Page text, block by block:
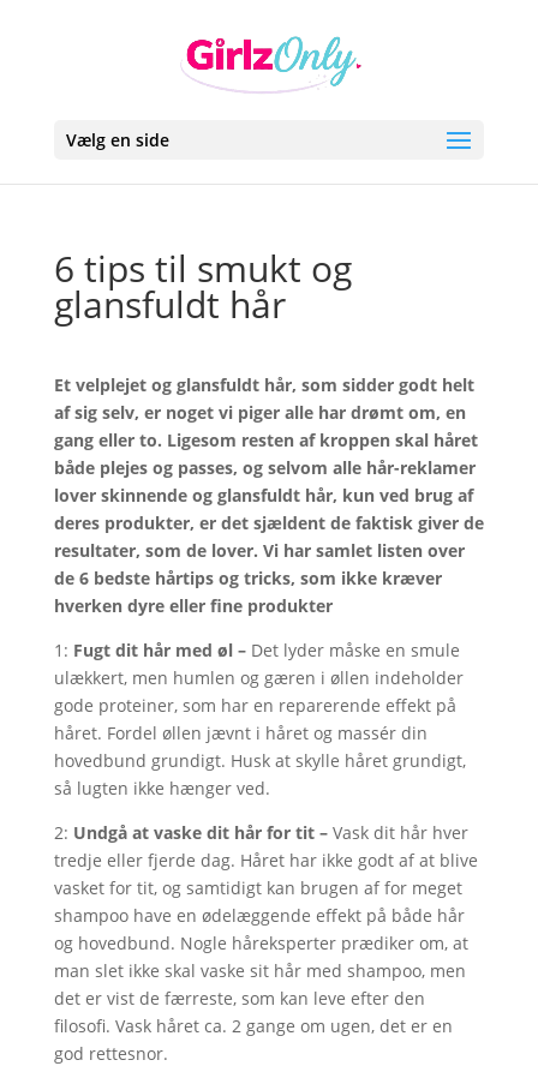
Vælg en side
6 tips til smukt og
glansfuldt hår
Et velplejet og glansfuldt hår, som sidder godt helt
af sig selv, er noget vi piger alle har drømt om, en
gang eller to. Ligesom resten af kroppen skal håret
både plejes og passes, og selvom alle hår-reklamer
lover skinnende og glansfuldt hår, kun ved brug af
deres produkter, er det sjældent de faktisk giver de
resultater, som de lover. Vi har samlet listen over
de 6 bedste hårtips og tricks, som ikke kræver
hverken dyre eller fine produkter
1: Fugt dit hår med øl –Det lyder måske en smule
ulækkert, men humlen og gæren i øllen indeholder
gode proteiner, som har en reparerende effekt på
håret. Fordel øllen jævnt i håret og massér din
hovedbund grundigt. Husk at skylle håret grundigt,
så lugten ikke hænger ved.
2: Undgå at vaske dit hår for tit – Vask dit hår hver
tredje eller fjerde dag. Håret har ikke godt af at blive
vasket for tit, og samtidigt kan brugen af for meget
shampoo have en ødelæggende effekt på både hår
og hovedbund. Nogle håreksperter prædiker om, at
man slet ikke skal vaske sit hår med shampoo, men
det er vist de færreste, som kan leve efter den
filosofi. Vask håret ca. 2 gange om ugen, det er en
god rettesnor.